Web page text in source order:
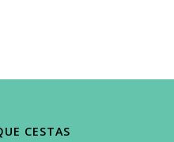
CESTAS